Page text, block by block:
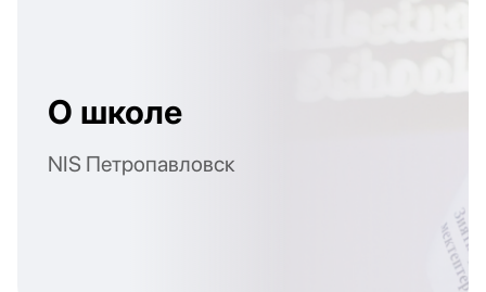
О школе
NIS Петропавловск